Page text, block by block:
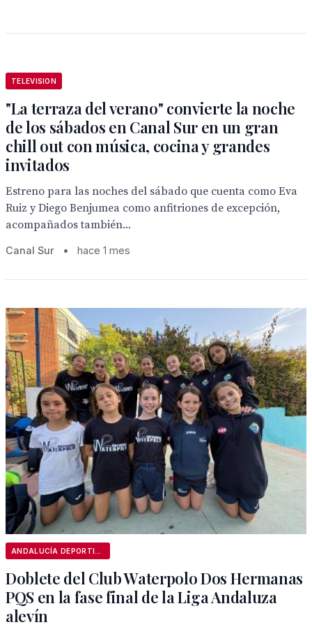
TELEVISION
"La terraza del verano" convierte la noche
de los sábados en Canal Sur en un gran
chill out con música, cocina y grandes
invitados
Estreno para las noches del sábado que cuenta como Eva
Ruiz y Diego Benjumea como anfitriones de excepción,
acompañados también...
Canal Sur • hace 1 mes
Doblete del Club Waterpolo Dos Hermanas
PQS en la fase final de la Liga Andaluza
alevín